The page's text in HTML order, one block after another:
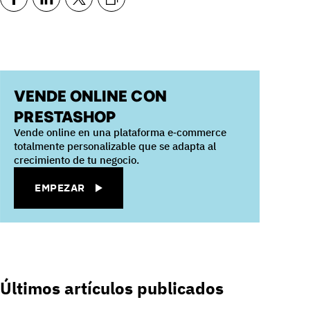
VENDE ONLINE CON
PRESTASHOP
Vende online en una plataforma e‑commerce
totalmente personalizable que se adapta al
crecimiento de tu negocio.
EMPEZAR
Últimos artículos publicados